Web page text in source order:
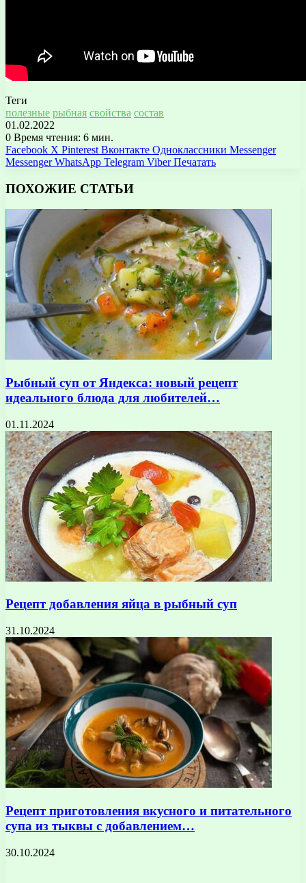
Теги
полезные рыбная свойства состав
01.02.2022
0 Время чтения: 6 мин.
Facebook X Pinterest Вконтакте Одноклассники Messenger
Messenger WhatsApp Telegram Viber Печатать
ПОХОЖИЕ СТАТЬИ
Рыбный суп от Яндекса: новый рецепт
идеального блюда для любителей…
01.11.2024
Рецепт добавления яйца в рыбный суп
31.10.2024
Рецепт приготовления вкусного и питательного
супа из тыквы с добавлением…
30.10.2024